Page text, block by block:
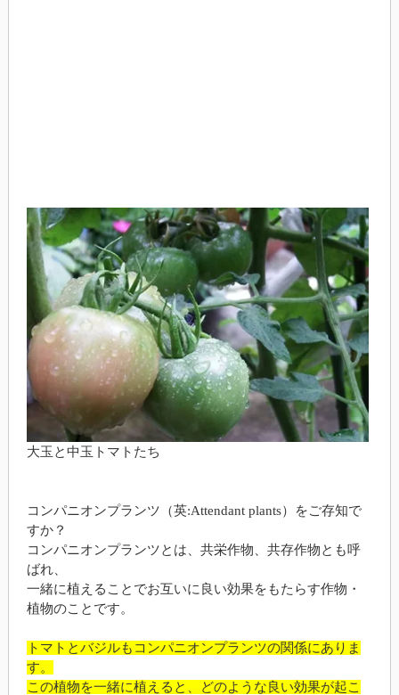
大玉と中玉トマトたち
コンパニオンプランツ（英:Attendant plants）をご存知で
すか？
コンパニオンプランツとは、共栄作物、共存作物とも呼
ばれ、
一緒に植えることでお互いに良い効果をもたらす作物・
植物のことです。
トマトとバジルもコンパニオンプランツの関係にありま
す。
この植物を一緒に植えると、どのような良い効果が起こ